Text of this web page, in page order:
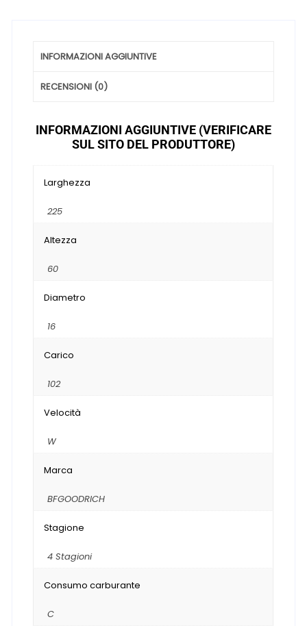
INFORMAZIONI AGGIUNTIVE
RECENSIONI (0)
INFORMAZIONI AGGIUNTIVE (VERIFICARE
SUL SITO DEL PRODUTTORE)
Larghezza
225
Altezza
60
Diametro
16
Carico
102
Velocità
W
Marca
BFGOODRICH
Stagione
4 Stagioni
Consumo carburante
C